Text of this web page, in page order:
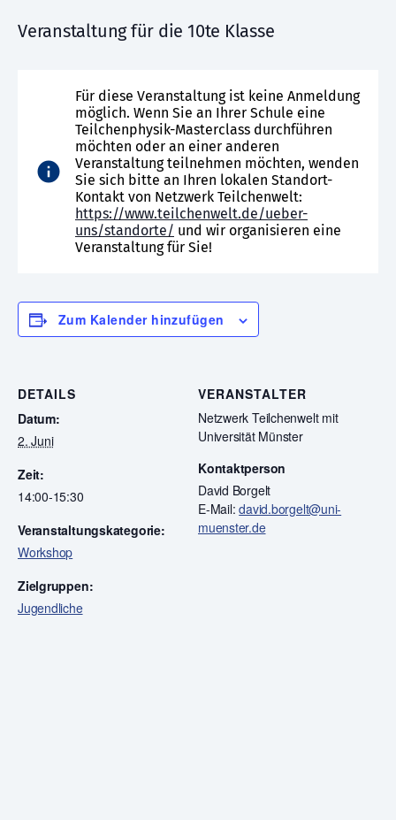
Veranstaltung für die 10te Klasse
Für diese Veranstaltung ist keine Anmeldung
möglich. Wenn Sie an Ihrer Schule eine
Teilchenphysik-Masterclass durchführen
möchten oder an einer anderen
Veranstaltung teilnehmen möchten, wenden
Sie sich bitte an Ihren lokalen Standort-
Kontakt von Netzwerk Teilchenwelt:
https://www.teilchenwelt.de/ueber-
uns/standorte/ und wir organisieren eine
Veranstaltung für Sie!
Zum Kalender hinzufügen
DETAILS
Datum:
2. Juni
Zeit:
14:00-15:30
Veranstaltungskategorie:
Workshop
Zielgruppen:
Jugendliche
VERANSTALTER
Netzwerk Teilchenwelt mit
Universität Münster
Kontaktperson
David Borgelt
E-Mail:david.borgelt@uni-
muenster.de